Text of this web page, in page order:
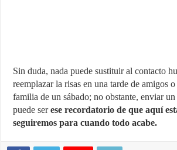
Sin duda, nada puede sustituir al contacto
reemplazar la risas en una tarde de amigos
familia de un sábado; no obstante, enviar
puede serese recordatorio de que aquí
seguiremos para cuando todo acabe.